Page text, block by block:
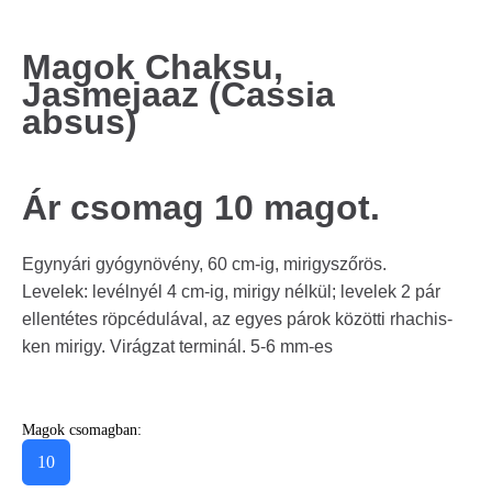
Magok Chaksu,
Jasmejaaz (Cassia
absus)
Ár csomag 10 magot.
Egynyári gyógynövény, 60 cm-ig, mirigyszőrös.
Levelek: levélnyél 4 cm-ig, mirigy nélkül; levelek 2 pár
ellentétes röpcédulával, az egyes párok közötti rhachis-
ken mirigy. Virágzat terminál. 5-6 mm-es
Magok csomagban:
10